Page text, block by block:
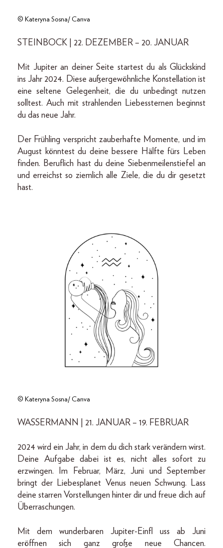
© Kateryna Sosna/ Canva
STEINBOCK | 22. DEZEMBER – 20. JANUAR
Mit Jupiter an deiner Seite startest du als Glückskind
ins Jahr 2024. Diese außergewöhnliche Konstellation ist
eine seltene Gelegenheit, die du unbedingt nutzen
solltest. Auch mit strahlenden Liebessternen beginnst
du das neue Jahr.
Der Frühling verspricht zauberhafte Momente, und im
August könntest du deine bessere Hälfte fürs Leben
finden. Beruflich hast du deine Siebenmeilenstiefel an
und erreichst so ziemlich alle Ziele, die du dir gesetzt
hast.
© Kateryna Sosna/ Canva
WASSERMANN | 21. JANUAR – 19. FEBRUAR
2024 wird ein Jahr, in dem du dich stark verändern wirst.
Deine Aufgabe dabei ist es, nicht alles sofort zu
erzwingen. Im Februar, März, Juni und September
bringt der Liebesplanet Venus neuen Schwung. Lass
deine starren Vorstellungen hinter dir und freue dich auf
Überraschungen.
Mit dem wunderbaren Jupiter-Einfl uss ab Juni
eröffnen sich ganz große neue Chancen.